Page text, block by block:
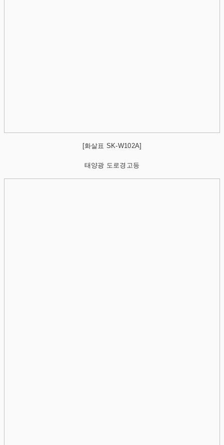
[화살표 SK-W102A]
태양광 도로경고등